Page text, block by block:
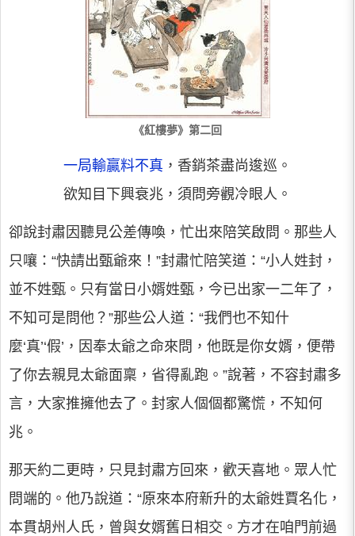
《紅樓夢》第二回
一局輸贏料不真 ，香銷茶盡尚逡巡。
欲知目下興衰兆，須問旁觀冷眼人。
卻說封肅因聽見公差傳喚，忙出來陪笑啟問。那些人
只嚷：“快請出甄爺來！”封肅忙陪笑道：“小人姓封，
並不姓甄。只有當日小婿姓甄，今已出家一二年了，
不知可是問他？”那些公人道：“我們也不知什
麼‘真’‘假’，因奉太爺之命來問，他既是你女婿，便帶
了你去親見太爺面稟，省得亂跑。”說著，不容封肅多
言，大家推擁他去了。封家人個個都驚慌，不知何
兆。
那天約二更時，只見封肅方回來，歡天喜地。眾人忙
問端的。他乃說道：“原來本府新升的太爺姓賈名化，
本貫胡州人氏，曾與女婿舊日相交。方才在咱門前過